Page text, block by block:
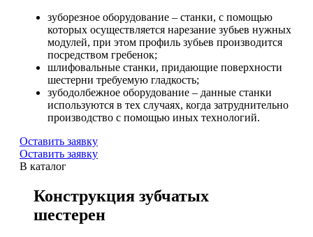
зуборезное оборудование – станки, с помощью
которых осуществляется нарезание зубьев нужных
модулей, при этом профиль зубьев производится
посредством гребенок;
шлифовальные станки, придающие поверхности
шестерни требуемую гладкость;
зубодолбежное оборудование – данные станки
используются в тех случаях, когда затруднительно
производство с помощью иных технологий.
Оставить заявку
Оставить заявку
В каталог
Конструкция зубчатых
шестерен